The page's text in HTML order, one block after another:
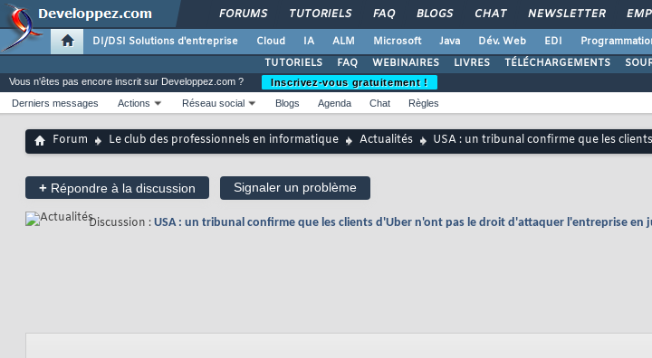
FORUMS TUTORIELS FAQ BLOGS CHAT NEWSLETTER
DI/DSI Solutions d'entreprise Cloud IA ALM Microsoft Java Dév. Web EDI
TUTORIELS
FAQ WEBINAIRES LIVRES TÉLÉCHARGEMENTS
Vous n'êtes pas encore inscrit sur Developpez.com ?
Inscrivez-vous gratuitement !
Derniers messages
Actions Réseau social Blogs Agenda Chat Règles
Forum Le club des professionnels en informatique Actualités USA : un tribunal confirme que les
+ Répondre à la discussion Signaler un problème
Discussion : USA : un tribunal confirme que les clients d'Uber n'ont pas le droit d'attaquer l'entreprise en